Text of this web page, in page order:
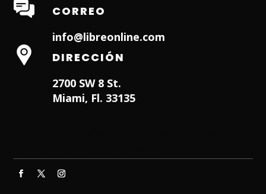
CORREO
info@libreonline.com
DIRECCIÓN
2700 SW 8 St.
Miami, Fl. 33135